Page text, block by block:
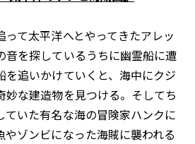
て太平洋へとやってきたアレッ
音を探しているうちに幽霊船に遭
を追いかけていくと、海中にクジ
妙な建造物を見つける。そしてち
ていた有名な海の冒険家ハンクに
やゾンビになった海賊に襲われる